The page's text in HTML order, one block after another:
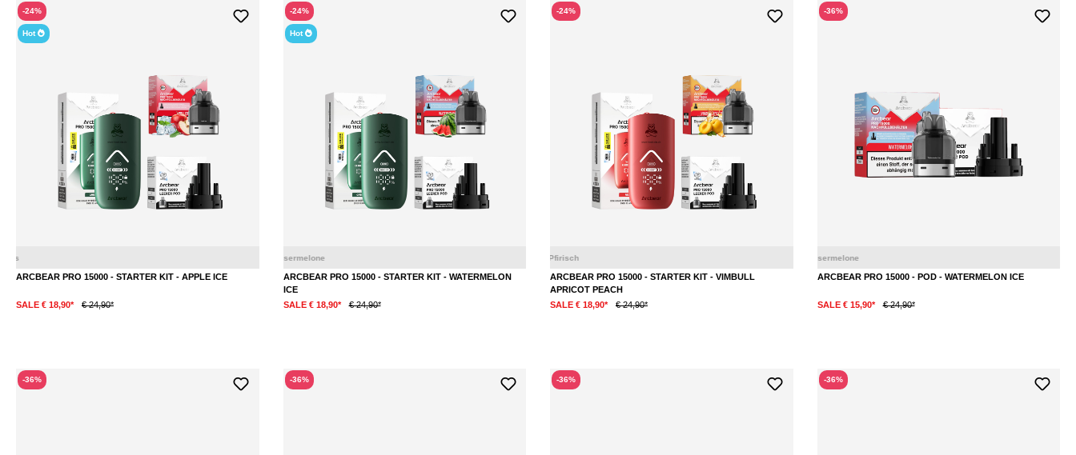
-24%
Hot
Eis
ARCBEAR PRO 15000 - STARTER KIT - APPLE ICE
SALE € 18,90* € 24,90*
-24%
Hot
Eis
ARCBEAR PRO 15000 - STARTER KIT - WATERMELON
ICE
SALE € 18,90*
€ 24,90*
-24%
Energy
ARCBEAR PRO 15000 - STARTER KIT - VIMBULL
APRICOT PEACH
SALE € 18,90*
€ 24,90*
-36%
ARCBEAR PRO 15000 - POD - WATERMELON ICE
SALE € 15,90* € 24,90*
-36% -36% -36% -36%